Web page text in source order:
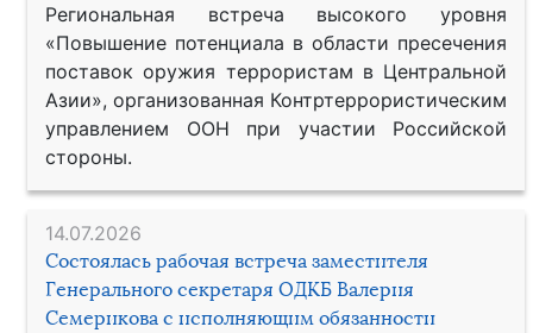
Региональная встреча высокого уровня
«Повышение потенциала в области пресечения
поставок оружия террористам в Центральной
Азии», организованная Контртеррористическим
управлением ООН при участии Российской
стороны.
14.07.2026
Состоялась рабочая встреча заместителя
Генерального секретаря ОДКБ Валерия
Семерикова с исполняющим обязанности